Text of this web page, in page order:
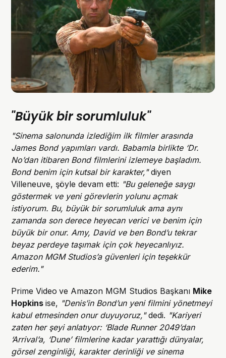
"Büyük bir sorumluluk"
"Sinema salonunda izlediğim ilk filmler arasında
James Bond yapımları vardı. Babamla birlikte ‘Dr.
No’dan itibaren Bond filmlerini izlemeye başladım.
Bond benim için kutsal bir karakter,"diyen
Villeneuve, şöyle devam etti: "Bu geleneğe saygı
göstermek ve yeni görevlerin yolunu açmak
istiyorum. Bu, büyük bir sorumluluk ama aynı
zamanda son derece heyecan verici ve benim için
büyük bir onur. Amy, David ve ben Bond’u tekrar
beyaz perdeye taşımak için çok heyecanlıyız.
Amazon MGM Studios’a güvenleri için teşekkür
ederim."
Prime Video ve Amazon MGM Studios Başkanı Mike
Hopkinsise, "Denis’in Bond’un yeni filmini yönetmeyi
kabul etmesinden onur duyuyoruz,"dedi. "Kariyeri
zaten her şeyi anlatıyor: ‘Blade Runner 2049’dan
‘Arrival’a, ‘Dune’ filmlerine kadar yarattığı dünyalar,
görsel zenginliği, karakter derinliği ve sinema